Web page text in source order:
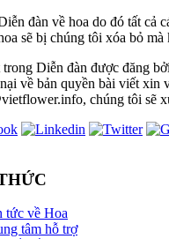
đàn về hoa do đó tất cả
sẽ bị chúng tôi xóa bỏ
Diễn đàn được đăng
về bản quyền bài viết xin
chúng tôi sẽ
tức về Hoa
tâm hỗ trợ